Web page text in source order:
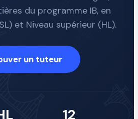
du programme IB, en
et Niveau supérieur (HL).
un tuteur
12